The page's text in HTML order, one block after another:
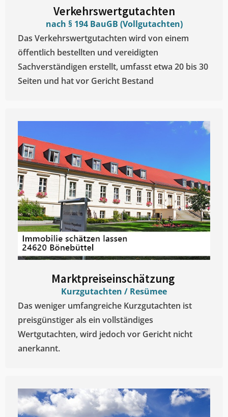
Verkehrswertgutachten
nach § 194 BauGB (Vollgutachten)
Das Verkehrswertgutachten wird von einem
öffentlich bestellten und vereidigten
Sachverständigen erstellt, umfasst etwa 20 bis 30
Seiten und hat vor Gericht Bestand
Marktpreiseinschätzung ​
Kurzgutachten / Resümee
Das weniger umfangreiche Kurzgutachten ist
preisgünstiger als ein vollständiges
Wertgutachten, wird jedoch vor Gericht nicht
anerkannt.